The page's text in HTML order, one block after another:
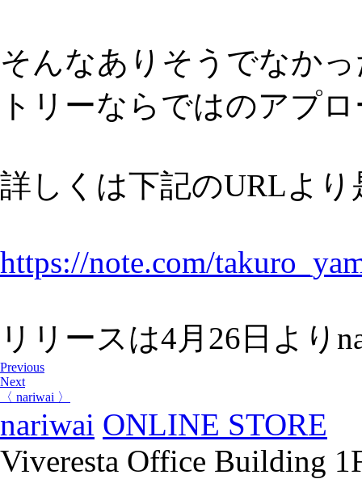
そんなありそうでなか
トリーならではのアプ
詳しくは下記のURLよ
https://note.com/
リリースは4月26日より
Previous
Next
〈 nariwai 〉
nariwai ONLINE STORE
Viveresta Office Building